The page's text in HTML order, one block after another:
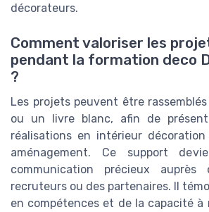
décorateurs.
Comment valoriser les
pendant la formation deco
?
Les projets peuvent être
ou un livre blanc, afin de
réalisations en intérieur
aménagement. Ce support
communication précieux
recruteurs ou des partenaires. Il
en compétences et de la capacité à